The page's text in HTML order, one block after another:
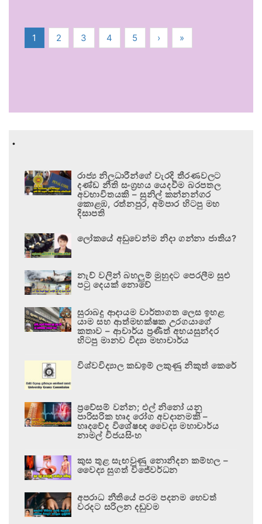
1 2 3 4 5 › »
.
රාජ්‍ය නිලධාරීන්ගේ වැරදි තීරණවලට
දණ්ඩ නීති සංග්‍රහය යෙදවීම බරපතල
අවභාවිතයකි – සුනිල් කන්නන්ගර
කොළඹ, රත්නපුර, අම්පාර හිටපු මහ
දිසාපති
ලෝකයේ අඩුවෙන්ම නිදා ගන්නා ජාතිය?
නැව් වලින් බහලුම් මුහුදට පෙරලීම සුළු
පටු දෙයක් නොවේ
සුරාබදු ආදායම වාර්තාගත ලෙස ඉහළ
යාම සහ ආත්මභක්ෂක උරගයාගේ
කතාව – ආචාර්ය ප්‍රණීත් අභයසුන්දර
හිටපු මානව විද්‍යා මහාචාර්ය
විශ්වවිද්‍යාල කඩඉම් ලකුණු නිකුත් කෙරේ
ප්‍රවේසම් වන්න; එල් නිනෝ යනු
පාරිසරික හෘද රෝග අවදානමකි –
හෘදවේද විශේෂඥ වෛද්‍ය මහාචාර්ය
නාමල් විජයසිංහ
කුස තුළ සැඟවුණු නොනිදන කම්හල –
වෛද්‍ය සුගත් විජේවර්ධන
අපරාධ නීතියේ පරම පදනම හෙවත්
වරදට සරිලන දඬුවම